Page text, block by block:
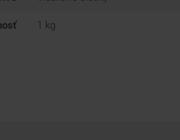
1 kg